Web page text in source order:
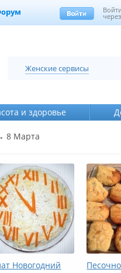
Женские сервисы
и здоровье
8 Марта
Новогодний